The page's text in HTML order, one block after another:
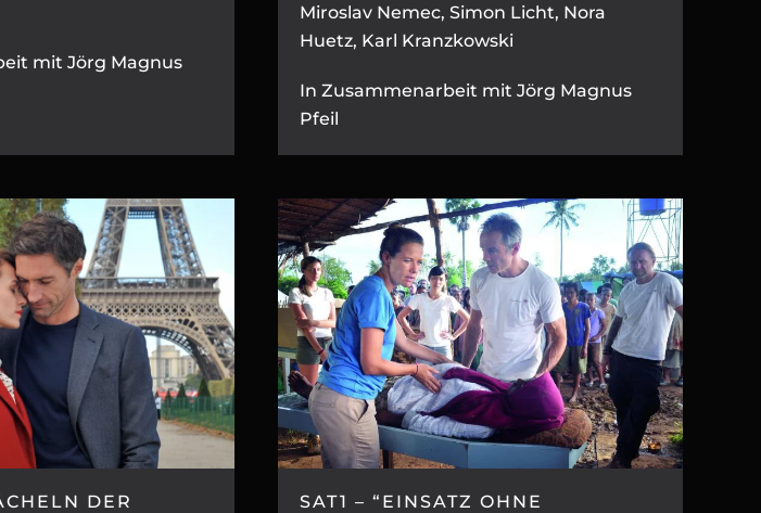
mit Jörg Magnus
Miroslav Nemec, Simon Licht, Nora
Huetz, Karl Kranzkowski
In Zusammenarbeit mit Jörg Magnus
Pfeil
DER
SAT1 – “EINSATZ OHNE